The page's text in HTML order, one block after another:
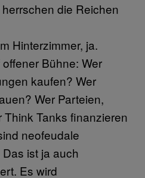
die Reichen
Hinterzimmer, ja.
Bühne: Wer
kaufen? Wer
Wer Parteien,
Tanks finanzieren
neofeudale
ist ja auch
Es wird